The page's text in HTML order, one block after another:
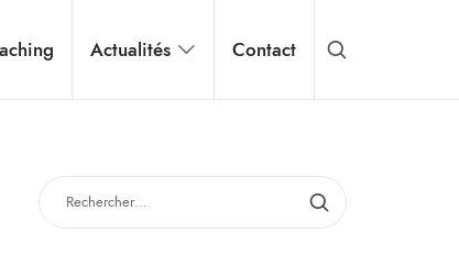
Actualités Contact
RECHERCHER :